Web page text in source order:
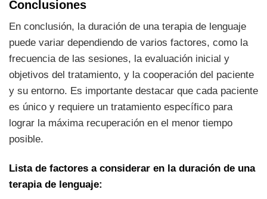
Conclusiones
En conclusión, la duración de una terapia de lenguaje
puede variar dependiendo de varios factores, como la
frecuencia de las sesiones, la evaluación inicial y
objetivos del tratamiento, y la cooperación del paciente
y su entorno. Es importante destacar que cada paciente
es único y requiere un tratamiento específico para
lograr la máxima recuperación en el menor tiempo
posible.
Lista de factores a considerar en la duración de una
terapia de lenguaje: